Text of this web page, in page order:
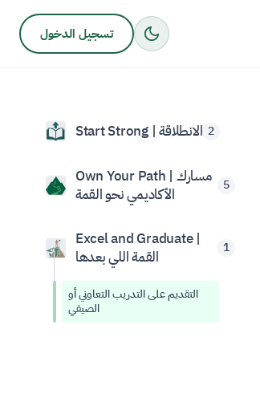
تسجيل الدخول
Start Strong | الانطلاقة 2
Own Your Path | مسارك
الأكاديمي نحو القمة
5
Excel and Graduate |
القمة اللي بعدها
1
التقديم على التدريب التعاوني أو
الصيفي